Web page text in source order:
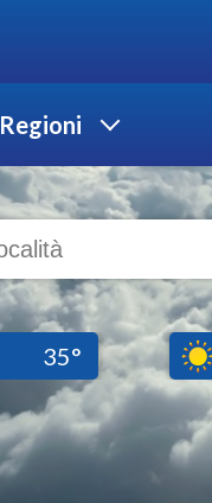
Regioni
35°